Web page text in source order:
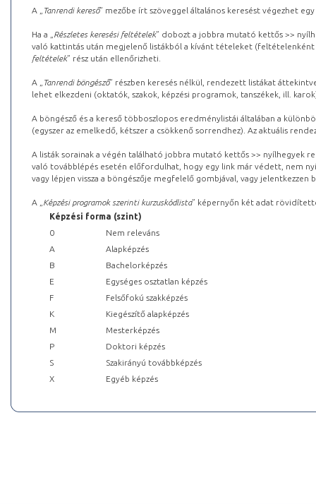
A „ Tanrendi kereső” mezőbe írt szöveggel általános keresést végezhet
Ha a „ Részletes keresési feltételek” dobozt a jobbra mutató kettős >>
való kattintás után megjelenő listákból a kívánt tételeket (feltételenként
feltételek” rész után ellenőrizheti.
A „ Tanrendi böngésző” részben keresés nélkül, rendezett listákat
lehet elkezdeni (oktatók, szakok, képzési programok, tanszékek, ill.
A böngésző és a kereső többoszlopos eredménylistái általában a
(egyszer az emelkedő, kétszer a csökkenő sorrendhez). Az aktuális
A listák sorainak a végén található jobbra mutató kettős >> nyílhegyek
való továbblépés esetén előfordulhat, hogy egy link már védett, nem
vagy lépjen vissza a böngészője megfelelő gombjával, vagy
A „ Képzési programok szerinti kurzuskódlista” képernyőn két adat
Képzési forma (szint)
0
Nem releváns
A
Alapképzés
B
Bachelorképzés
E
Egységes osztatlan képzés
F
Felsőfokú szakképzés
K
Kiegészítő alapképzés
M
Mesterképzés
P
Doktori képzés
S
Szakirányú továbbképzés
X
Egyéb képzés